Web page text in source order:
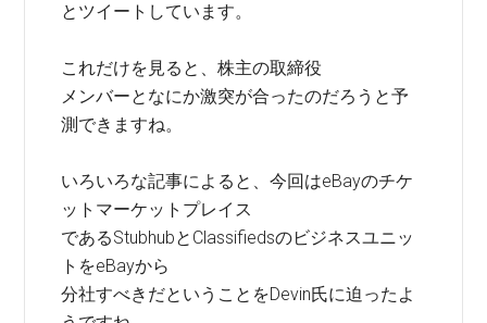
とツイートしています。
これだけを見ると、株主の取締役
メンバーとなにか激突が合ったのだろうと予
測できますね。
いろいろな記事によると、今回はeBayのチケ
ットマーケットプレイス
であるStubhubとClassifiedsのビジネスユニッ
トをeBayから
分社すべきだということをDevin氏に迫ったよ